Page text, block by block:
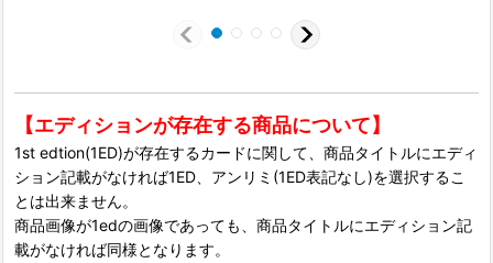
【エディションが存在する商品について】
1st edtion(1ED)が存在するカードに関して、商品タイトルにエディ
ション記載がなければ1ED、アンリミ(1ED表記なし)を選択するこ
とは出来ません。
商品画像が1edの画像であっても、商品タイトルにエディション記
載がなければ同様となります。